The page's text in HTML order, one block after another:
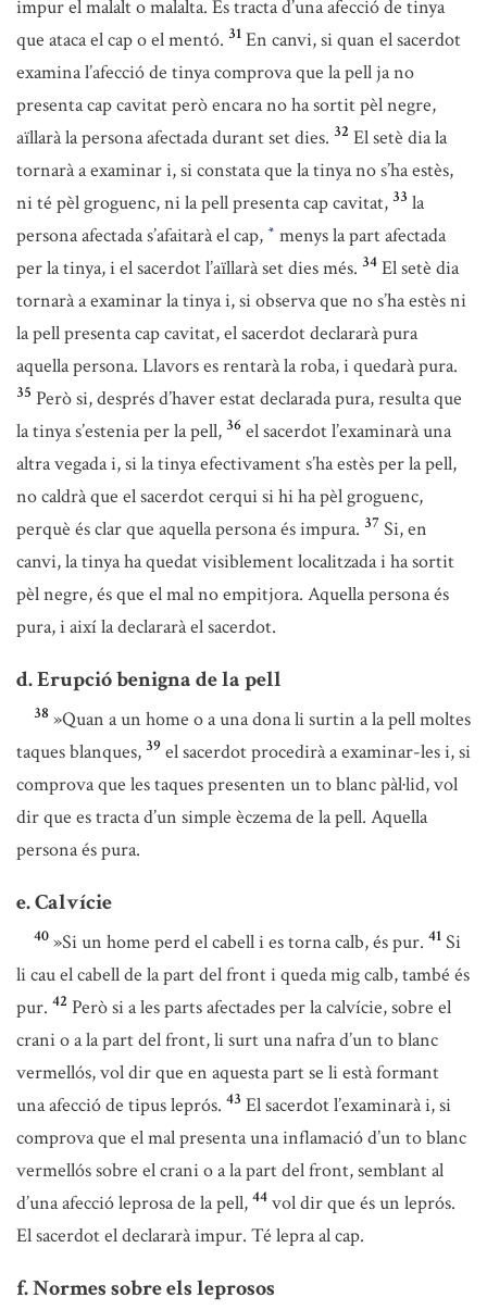
impur el malalt o malalta. Es tracta d’una afecció de tinya
que ataca el cap o el mentó. 31 En canvi, si quan el sacerdot
examina l’afecció de tinya comprova que la pell ja no
presenta cap cavitat però encara no ha sortit pèl negre,
aïllarà la persona afectada durant set dies. 32 El setè dia la
tornarà a examinar i, si constata que la tinya no s’ha estès,
ni té pèl groguenc, ni la pell presenta cap cavitat, 33 la
persona afectada s’afaitarà el cap, * menys la part afectada
per la tinya, i el sacerdot l’aïllarà set dies més. 34 El setè dia
tornarà a examinar la tinya i, si observa que no s’ha estès ni
la pell presenta cap cavitat, el sacerdot declararà pura
aquella persona. Llavors es rentarà la roba, i quedarà pura.
35 Però si, després d’haver estat declarada pura, resulta que
la tinya s’estenia per la pell, 36 el sacerdot l’examinarà una
altra vegada i, si la tinya efectivament s’ha estès per la pell,
no caldrà que el sacerdot cerqui si hi ha pèl groguenc,
perquè és clar que aquella persona és impura. 37 Si, en
canvi, la tinya ha quedat visiblement localitzada i ha sortit
pèl negre, és que el mal no empitjora. Aquella persona és
pura, i així la declararà el sacerdot.
d. Erupció benigna de la pell
38 »Quan a un home o a una dona li surtin a la pell moltes
taques blanques, 39 el sacerdot procedirà a examinar-les i, si
comprova que les taques presenten un to blanc pàl·lid, vol
dir que es tracta d’un simple èczema de la pell. Aquella
persona és pura.
e. Calvície
40 »Si un home perd el cabell i es torna calb, és pur. 41 Si
li cau el cabell de la part del front i queda mig calb, també és
pur. 42 Però si a les parts afectades per la calvície, sobre el
crani o a la part del front, li surt una nafra d’un to blanc
vermellós, vol dir que en aquesta part se li està formant
una afecció de tipus leprós. 43 El sacerdot l’examinarà i, si
comprova que el mal presenta una inflamació d’un to blanc
vermellós sobre el crani o a la part del front, semblant al
d’una afecció leprosa de la pell, 44 vol dir que és un leprós.
El sacerdot el declararà impur. Té lepra al cap.
f. Normes sobre els leprosos